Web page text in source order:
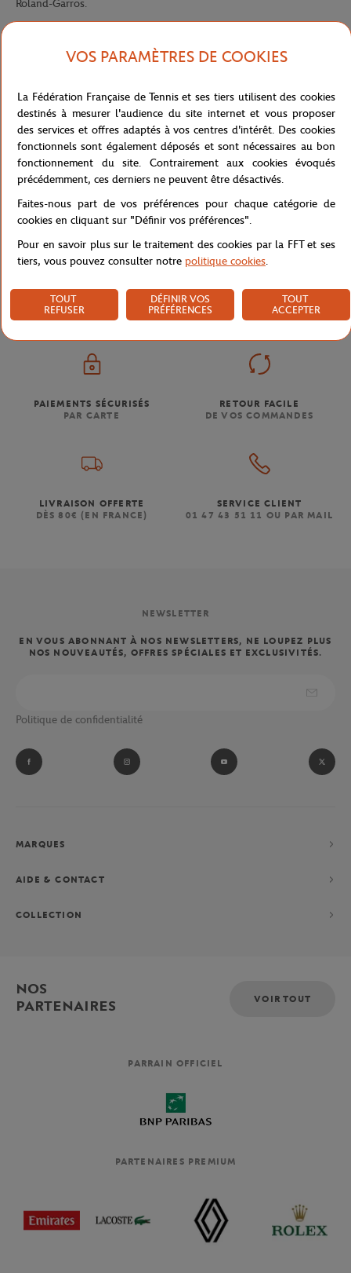
Roland-Garros.
Caractéristiques
Livraison et retours
PAIEMENTS SÉCURISÉS
PAR CARTE
RETOUR FACILE
DE VOS COMMANDES
LIVRAISON OFFERTE
DÈS 80€ (EN FRANCE)
SERVICE CLIENT
01 47 43 51 11 OU PAR MAIL
NEWSLETTER
EN VOUS ABONNANT À NOS NEWSLETTERS, NE LOUPEZ PLUS
NOS NOUVEAUTÉS, OFFRES SPÉCIALES ET EXCLUSIVITÉS.
Politique de confidentialité
MARQUES
AIDE & CONTACT
COLLECTION
NOS
PARTENAIRES
VOIR TOUT
PARRAIN OFFICIEL
PARTENAIRES PREMIUM
VOS PARAMÈTRES DE COOKIES
La Fédération Française de Tennis et ses tiers utilisent des cookies
destinés à mesurer l'audience du site internet et vous proposer
des services et offres adaptés à vos centres d'intérêt. Des cookies
fonctionnels sont également déposés et sont nécessaires au bon
fonctionnement du site. Contrairement aux cookies évoqués
précédemment, ces derniers ne peuvent être désactivés.
Faites-nous part de vos préférences pour chaque catégorie de
cookies en cliquant sur "Définir vos préférences".
Pour en savoir plus sur le traitement des cookies par la FFT et ses
tiers, vous pouvez consulter notre politique cookies.
TOUT
REFUSER
DÉFINIR VOS
PRÉFÉRENCES
TOUT
ACCEPTER